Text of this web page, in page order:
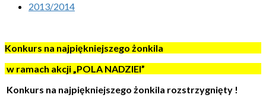
2013/2014
Konkurs na najpiękniejszego żonkila
w ramach akcji „POLA NADZIEI”
Konkurs na najpiękniejszego żonkila rozstrzygnięty !